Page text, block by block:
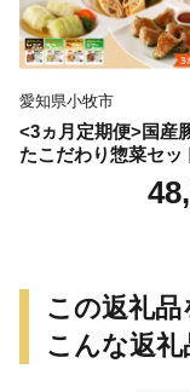
愛知県小牧市
<3ヵ月定期便>国産
たこだわり惣菜セッ
この返礼
こんな返